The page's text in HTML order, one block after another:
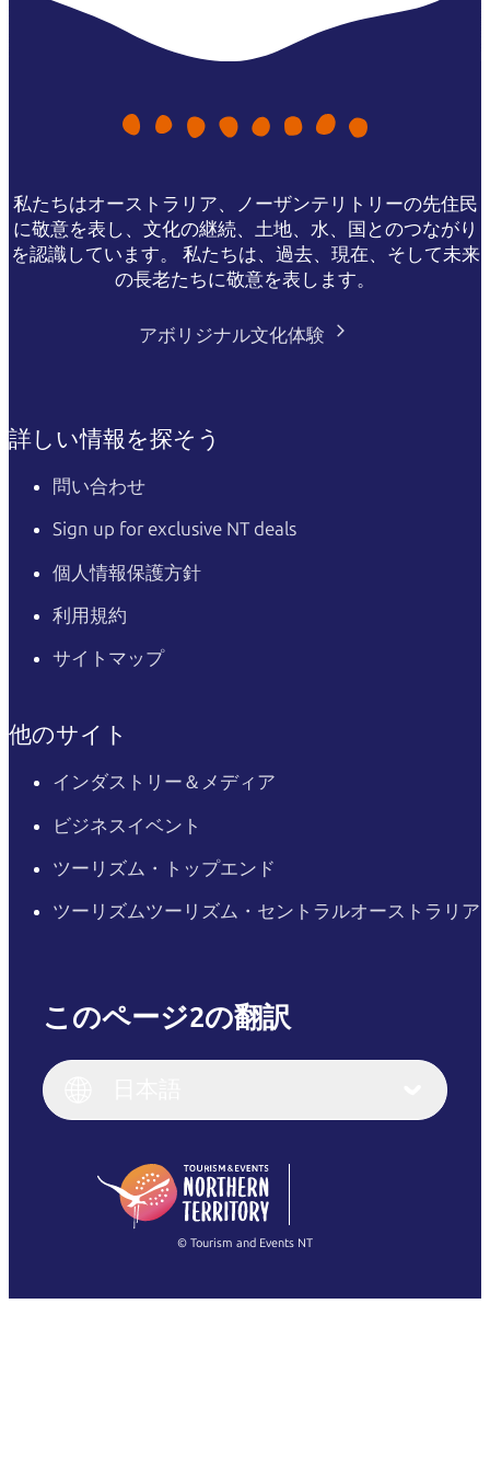
私たちはオーストラリア、ノーザンテリトリーの先住民
に敬意を表し、文化の継続、土地、水、国とのつながり
を認識しています。 私たちは、過去、現在、そして未来
の長老たちに敬意を表します。
アボリジナル文化体験
詳しい情報を探そう
問い合わせ
Sign up for exclusive NT deals
個人情報保護方針
利用規約
サイトマップ
他のサイト
インダストリー＆メディア
ビジネスイベント
ツーリズム・トップエンド
ツーリズムツーリズム・セントラルオーストラリア
このページ2の翻訳
English (US)
English
(Singapore)
Français
繁體中文
© Tourism and Events NT